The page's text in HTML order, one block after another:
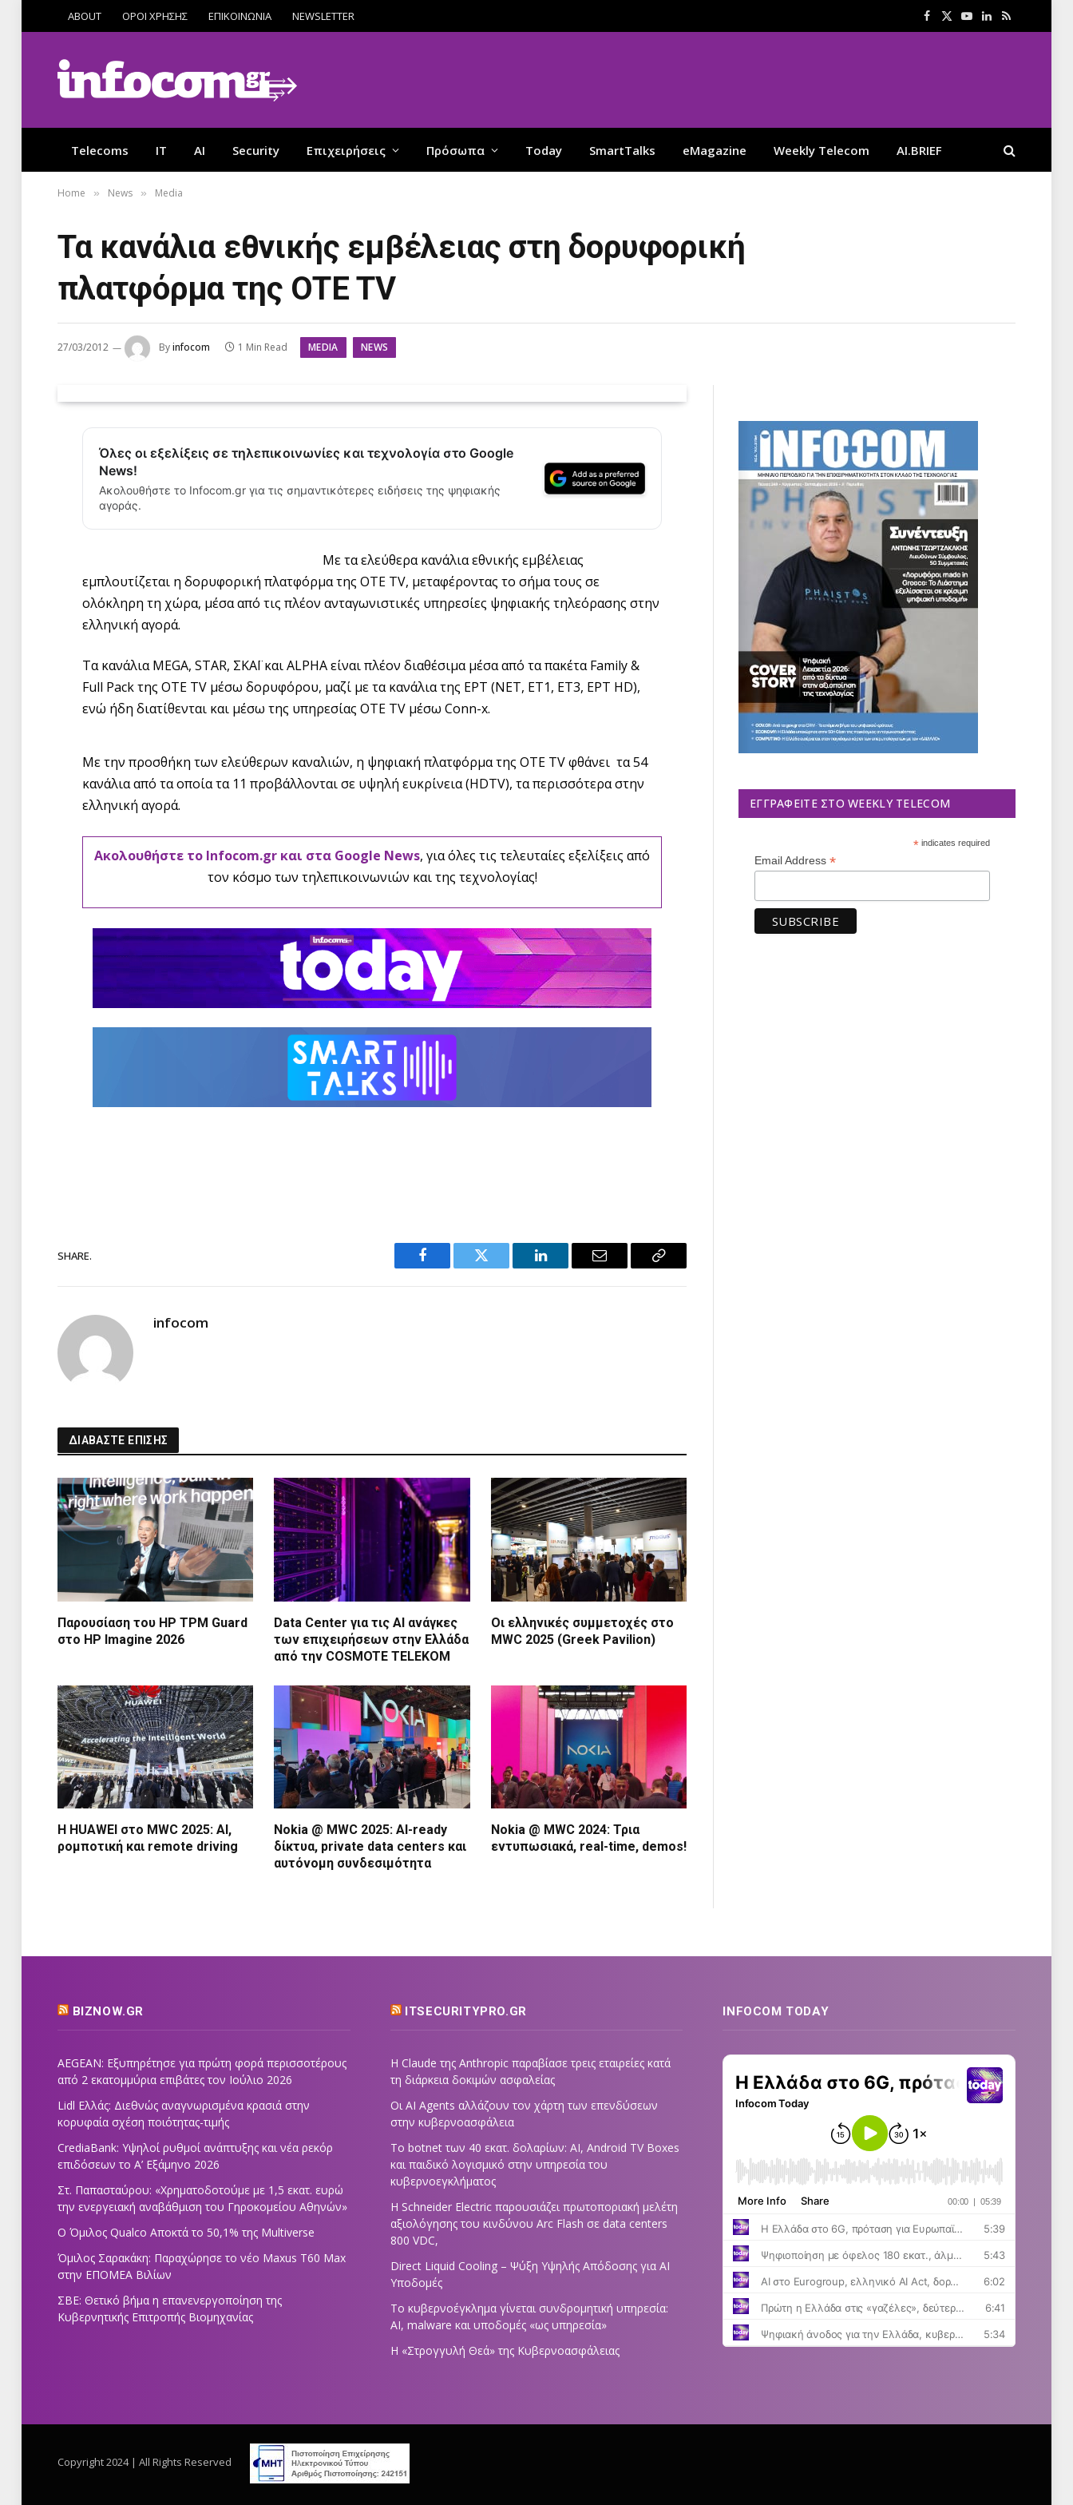
ABOUT ΟΡΟΙ ΧΡΗΣΗΣ ΕΠΙΚΟΙΝΩΝΙΑ NEWSLETTER Facebook
X
YouTube
LinkedIn
RSS
Telecoms IT AI Security Επιχειρήσεις Πρόσωπα Today SmartTalks eMagazine Weekly Telecom AI.BRIEF
Home » News » Media
Τα κανάλια εθνικής εμβέλειας στη δορυφορική
πλατφόρμα της OTE TV
27/03/2012 Byinfocom 1 Min Read MEDIA NEWS
Όλες οι εξελίξεις σε τηλεπικοινωνίες και τεχνολογία στο Google
News!
Ακολουθήστε το Infocom.gr για τις σημαντικότερες ειδήσεις της ψηφιακής
αγοράς.
Με τα ελεύθερα κανάλια εθνικής εμβέλειας
εμπλουτίζεται η δορυφορική πλατφόρμα της ΟΤΕ TV, μεταφέροντας το σήμα τους σε
ολόκληρη τη χώρα, μέσα από τις πλέον ανταγωνιστικές υπηρεσίες ψηφιακής τηλεόρασης στην
ελληνική αγορά.
Τα κανάλια MEGA, STAR, ΣΚΑΪ και ALPHA είναι πλέον διαθέσιμα μέσα από τα πακέτα Family &
Full Pack της OTE TV μέσω δορυφόρου, μαζί με τα κανάλια της ΕΡΤ (ΝΕΤ, ΕΤ1, ΕΤ3, ΕΡΤ HD),
ενώ ήδη διατίθενται και μέσω της υπηρεσίας OTE TV μέσω Conn-x.
Με την προσθήκη των ελεύθερων καναλιών, η ψηφιακή πλατφόρμα της OTE TV φθάνει τα 54
κανάλια από τα οποία τα 11 προβάλλονται σε υψηλή ευκρίνεια (HDTV), τα περισσότερα στην
ελληνική αγορά.
Ακολουθήστε το Infocom.gr και στα Google News, για όλες τις τελευταίες εξελίξεις από
τον κόσμο των τηλεπικοινωνιών και της τεχνολογίας!
SHARE.
Facebook Twitter LinkedIn Email
Copy
infocom
ΔΙΑΒΑΣΤΕ ΕΠΙΣΗΣ
Παρουσίαση του HP TPM Guard
στο HP Imagine 2026
Data Center για τις ΑΙ ανάγκες
των επιχειρήσεων στην Ελλάδα
από την COSMOTE TELEKOM
Οι ελληνικές συμμετοχές στο
MWC 2025 (Greek Pavilion)
Η HUAWEI στο MWC 2025: AI,
ρομποτική και remote driving
Nokia @ MWC 2025: AI-ready
δίκτυα, private data centers και
αυτόνομη συνδεσιμότητα
Nokia @ MWC 2024: Τρια
εντυπωσιακά, real-time, demos!
ΕΓΓΡΑΦΕΊΤΕ ΣΤΟ WEEKLY TELECOM
*indicates required
Email Address *
BIZNOW.GR
AEGEAN: Εξυπηρέτησε για πρώτη φορά περισσοτέρους
από 2 εκατομμύρια επιβάτες τον Ιούλιο 2026
Lidl Ελλάς: Διεθνώς αναγνωρισμένα κρασιά στην
κορυφαία σχέση ποιότητας-τιμής
CrediaBank: Υψηλοί ρυθμοί ανάπτυξης και νέα ρεκόρ
επιδόσεων το Α’ Εξάμηνο 2026
Στ. Παπασταύρου: «Χρηματοδοτούμε με 1,5 εκατ. ευρώ
την ενεργειακή αναβάθμιση του Γηροκομείου Αθηνών»
Ο Όμιλος Qualco Αποκτά το 50,1% της Multiverse
Όμιλος Σαρακάκη: Παραχώρησε το νέο Maxus T60 Max
στην ΕΠΟΜΕΑ Βιλίων
ΣΒΕ: Θετικό βήμα η επανενεργοποίηση της
Κυβερνητικής Επιτροπής Βιομηχανίας
ITSECURITYPRO.GR
Η Claude της Anthropic παραβίασε τρεις εταιρείες κατά
τη διάρκεια δοκιμών ασφαλείας
Οι AI Agents αλλάζουν τον χάρτη των επενδύσεων
στην κυβερνοασφάλεια
Το botnet των 40 εκατ. δολαρίων: AI, Android TV Boxes
και παιδικό λογισμικό στην υπηρεσία του
κυβερνοεγκλήματος
Η Schneider Electric παρουσιάζει πρωτοποριακή μελέτη
αξιολόγησης του κινδύνου Arc Flash σε data centers
800 VDC,
Direct Liquid Cooling – Ψύξη Υψηλής Απόδοσης για AI
Υποδομές
Το κυβερνοέγκλημα γίνεται συνδρομητική υπηρεσία:
AI, malware και υποδομές «ως υπηρεσία»
Η «Στρογγυλή Θεά» της Κυβερνοασφάλειας
INFOCOM TODAY
Copyright 2024 | All Rights Reserved